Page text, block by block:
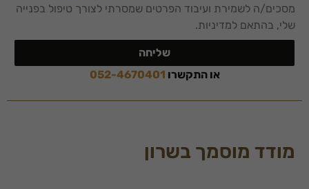
מסכים/ה לשמירת ועיבוד הפרטים שמסרתי לצורך טיפול בפנייה
שלי, בהתאם למדיניות.
שליחה
או התקשרו 052-4670401
מודד מוסמך בשרון